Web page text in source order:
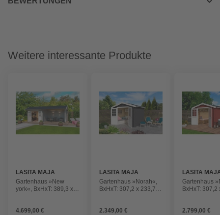
Weitere interessante Produkte
LASITA MAJA
Gartenhaus »New
york«, BxHxT: 389,3 x
Dachüberstand), Holz
4.699,00 €
LASITA MAJA
Gartenhaus »Norah«,
BxHxT: 307,2 x 233,7 x
Holz
2.349,00 €
LASITA
Gartenhaus
BxHxT: 307,2
Holz
2.799,00 €